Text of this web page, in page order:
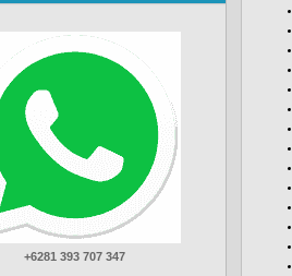
+6281 393 707 347